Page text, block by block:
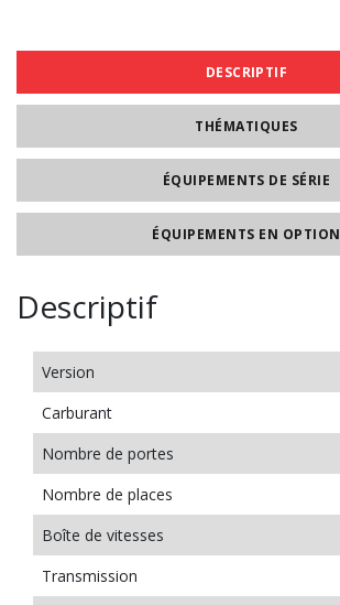
DESCRIPTIF
THÉMATIQUES
ÉQUIPEMENTS DE SÉRIE
ÉQUIPEMENTS EN OPTION
Descriptif
Version
Carburant
Nombre de portes
Nombre de places
Boîte de vitesses
Transmission